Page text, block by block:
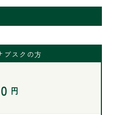
ブスクの方
0 円